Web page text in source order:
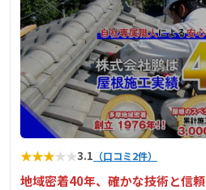
★★★★★3.1 （口コミ2件）
地域密着40年、確かな技術と信頼